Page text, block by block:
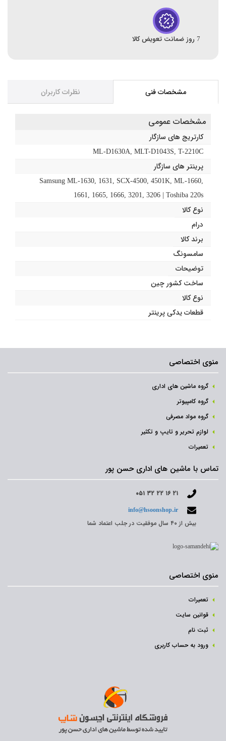
7 روز ضمانت تعویض کالا
مشخصات فنی نظرات کاربران
مشخصات عمومی
کارتریج های سازگار
ML-D1630A, MLT-D1043S, T-2210C
پرینتر های سازگار
Samsung ML-1630, 1631, SCX-4500, 4501K, ML-1660,
1661, 1665, 1666, 3201, 3206 | Toshiba 220s
نوع کالا
درام
برند کالا
سامسونگ
توضیحات
ساخت کشور چین
نوع کالا
قطعات یدکی پرینتر
منوی اختصاصی
گروه ماشین های اداری
گروه کامپیوتر
گروه مواد مصرفی
لوازم تحریر و تایپ و تکثیر
تعمیرات
تماس با ماشین های اداری حسن پور
۰۵۱ ۳۲ ۲۲ ۱۶ ۲۱
info@hsoonshop.ir
بیش از ۴۰ سال موفقیت در جلب اعتماد شما
منوی اختصاصی
تعمیرات
قوانین سایت
ثبت نام‌
ورود به حساب کاربری